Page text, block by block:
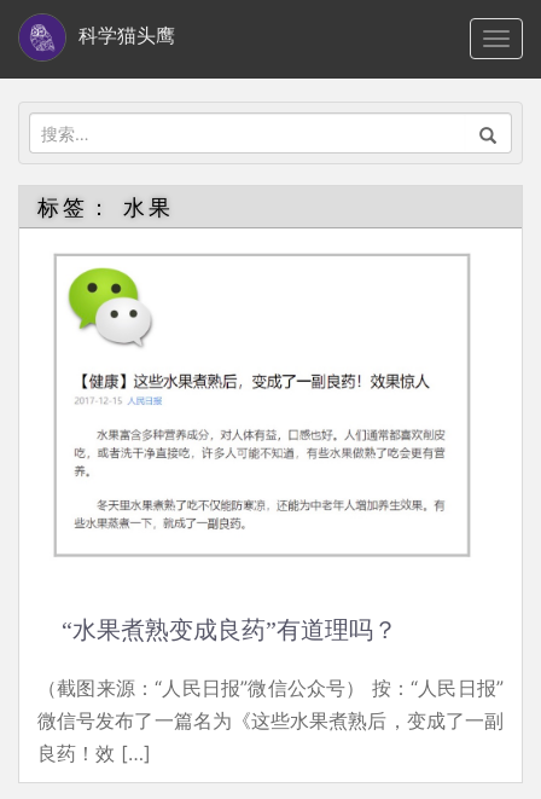
i
科学猫头鹰
搜
索：
标签： 水果
“水果煮熟变成良药”有道理吗？
（截图来源：“人民日报”微信公众号） 按：“人民日报”
微信号发布了一篇名为《这些水果煮熟后，变成了一副
良药！效 […]